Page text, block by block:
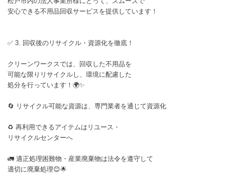
安心できる不用品回収サービスを提供しています！
✅ 3. 回収後のリサイクル・資源化を徹底！
クリーンワークスでは、回収した不用品を
可能な限りリサイクルし、環境に配慮した
処分を行っています！🌍✨
🔄 リサイクル可能な資源は、専門業者を通じて資源化
♻ 再利用できるアイテムはリユース・
リサイクルセンターへ
🚛 適正処理困難物・産業廃棄物は法令を遵守して
適切に廃棄処理😊🌟